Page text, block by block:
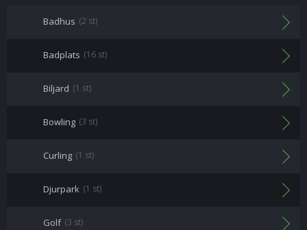
Badhus (2 st)
Badplats (16 st)
Biljard (1 st)
Bowling (3 st)
Curling (1 st)
Djurpark (1 st)
Golf (3 st)